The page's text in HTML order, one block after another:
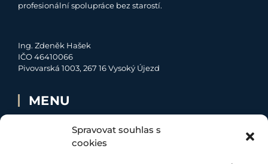
Spravovat souhlas s
cookies
profesionální spolupráce bez starostí.
Ing. Zdeněk Hašek
IČO 46410066
Pivovarská 1003, 267 16 Vysoký Újezd
MENU